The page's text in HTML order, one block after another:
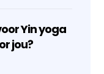
Yin yoga
jou?